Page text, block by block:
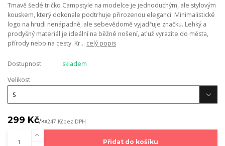
Tmavě šedé tričko Campstyle na modelce je jednoduchým, ale stylovým
kouskem, který dokonale podtrhuje přirozenou eleganci. Minimalistické
logo na hrudi nenápadně, ale sebevědomě vyjadřuje značku. Lehký a
prodyšný materiál je ideální na běžné nošení, ať už vyrazíte do města,
přírody nebo na cesty. Kr... celý popis
Dostupnost
skladem
Velikost
299 Kč/ks247 Kčbez DPH
Přidat do košíku